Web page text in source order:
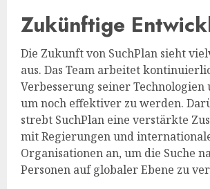
Zukünftige
Die Zukunft von SuchPlan sieht
aus. Das Team arbeitet
Verbesserung seiner Technologien
um noch effektiver zu werden.
strebt SuchPlan eine verstärkte
mit Regierungen und
Organisationen an, um die Suche
Personen auf globaler Ebene zu